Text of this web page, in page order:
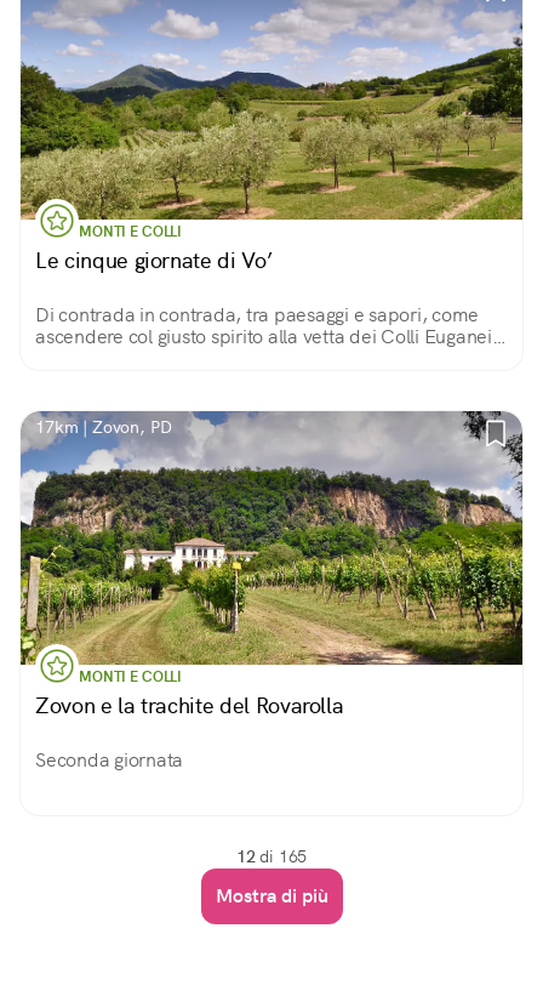
MONTI E COLLI
Le cinque giornate di Vo’
Di contrada in contrada, tra paesaggi e sapori, come
ascendere col giusto spirito alla vetta dei Colli Euganei:
17km | Zovon, PD
MONTI E COLLI
Zovon e la trachite del Rovarolla
Seconda giornata
12di 165
Mostra di più